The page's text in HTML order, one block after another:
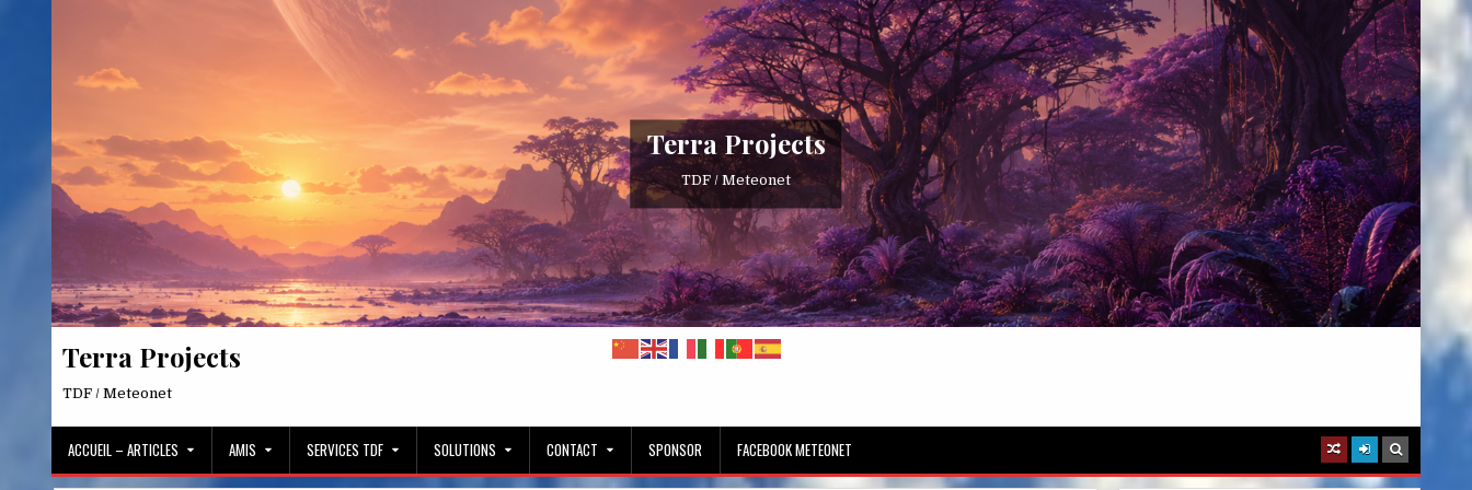
Terra Projects
TDF / Meteonet
Terra Projects
TDF / Meteonet
ACCUEIL – ARTICLES AMIS SERVICES TDF SOLUTIONS CONTACT SPONSOR FACEBOOK METEONET